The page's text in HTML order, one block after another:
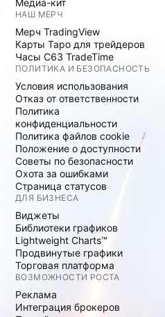
Медиа-кит
НАШ МЕРЧ
Мерч TradingView
Карты Таро для трейдеров
Часы C63 TradeTime
ПОЛИТИКА И БЕЗОПАСНОСТЬ
Условия использования
Отказ от ответственности
Политика
конфиденциальности
Политика файлов cookie
Положение о доступности
Советы по безопасности
Охота за ошибками
Страница статусов
ДЛЯ БИЗНЕСА
Виджеты
Библиотеки графиков
Lightweight Charts™
Продвинутые графики
Торговая платформа
ВОЗМОЖНОСТИ РОСТА
Реклама
Интеграция брокеров